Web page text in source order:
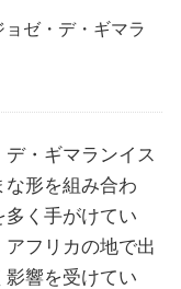
ョゼ・デ・ギマラ
・ギマランイス
形を組み合わ
く手がけてい
フリカの地で出
響を受けてい